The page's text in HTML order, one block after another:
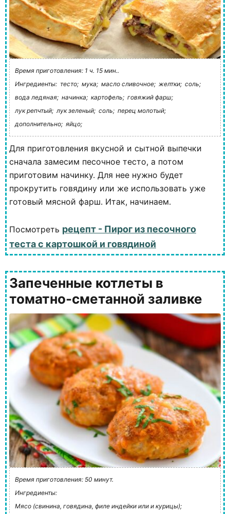
Время приготовления: 1 ч. 15 мин..
Ингредиенты: тесто; мука; масло сливочное; желтки; соль;
вода ледяная; начинка; картофель; говяжий фарш;
лук репчтый; лук зеленый; соль; перец молотый;
дополнительно; яйцо;
Для приготовления вкусной и сытной выпечки
сначала замесим песочное тесто, а потом
приготовим начинку. Для нее нужно будет
прокрутить говядину или же использовать уже
готовый мясной фарш. Итак, начинаем.
Посмотреть рецепт - Пирог из песочного
теста с картошкой и говядиной
Запеченные котлеты в
томатно-сметанной заливке
Время приготовления: 50 минут.
Ингредиенты:
Мясо (свинина, говядина, филе индейки или и курицы);